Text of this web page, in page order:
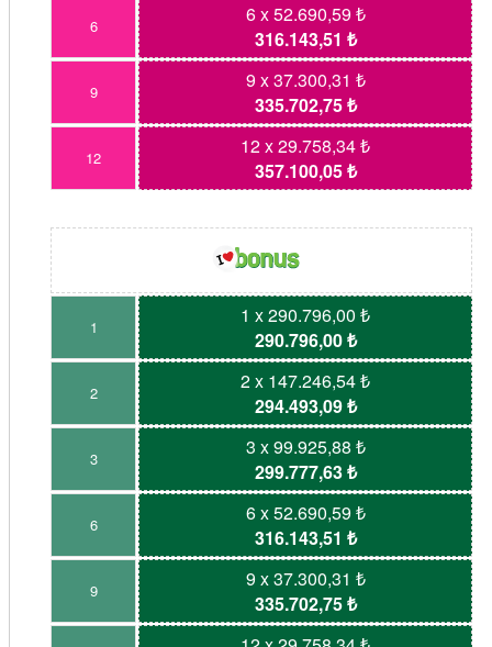
6
6 x 52.690,59 ₺
316.143,51 ₺
9
9 x 37.300,31 ₺
335.702,75 ₺
12
12 x 29.758,34 ₺
357.100,05 ₺
1
1 x 290.796,00 ₺
290.796,00 ₺
2
2 x 147.246,54 ₺
294.493,09 ₺
3
3 x 99.925,88 ₺
299.777,63 ₺
6
6 x 52.690,59 ₺
316.143,51 ₺
9
9 x 37.300,31 ₺
335.702,75 ₺